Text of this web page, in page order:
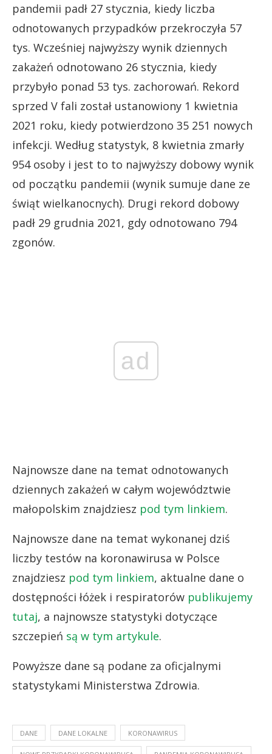
pandemii padł 27 stycznia, kiedy liczba
odnotowanych przypadków przekroczyła 57
tys. Wcześniej najwyższy wynik dziennych
zakażeń odnotowano 26 stycznia, kiedy
przybyło ponad 53 tys. zachorowań. Rekord
sprzed V fali został ustanowiony 1 kwietnia
2021 roku, kiedy potwierdzono 35 251 nowych
infekcji. Według statystyk, 8 kwietnia zmarły
954 osoby i jest to to najwyższy dobowy wynik
od początku pandemii (wynik sumuje dane ze
świąt wielkanocnych). Drugi rekord dobowy
padł 29 grudnia 2021, gdy odnotowano 794
zgonów.
ad
Najnowsze dane na temat odnotowanych
dziennych zakażeń w całym województwie
małopolskim znajdziesz pod tym linkiem.
Najnowsze dane na temat wykonanej dziś
liczby testów na koronawirusa w Polsce
znajdziesz pod tym linkiem, aktualne dane o
dostępności łóżek i respiratorów publikujemy
tutaj, a najnowsze statystyki dotyczące
szczepień są w tym artykule.
Powyższe dane są podane za oficjalnymi
statystykami Ministerstwa Zdrowia.
DANE DANE LOKALNE KORONAWIRUS